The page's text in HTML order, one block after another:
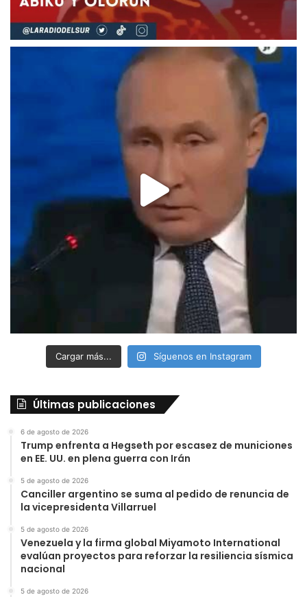
Cargar más... Síguenos en Instagram
Últimas publicaciones
6 de agosto de 2026
Trump enfrenta a Hegseth por escasez de municiones
en EE. UU. en plena guerra con Irán
5 de agosto de 2026
Canciller argentino se suma al pedido de renuncia de
la vicepresidenta Villarruel
5 de agosto de 2026
Venezuela y la firma global Miyamoto International
evalúan proyectos para reforzar la resiliencia sísmica
nacional
5 de agosto de 2026